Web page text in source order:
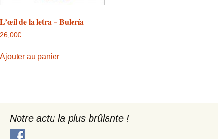
L’œil de la letra – Bulería
26,00€
Ajouter au panier
Notre actu la plus brûlante !